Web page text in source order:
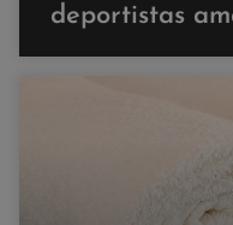
deportistas